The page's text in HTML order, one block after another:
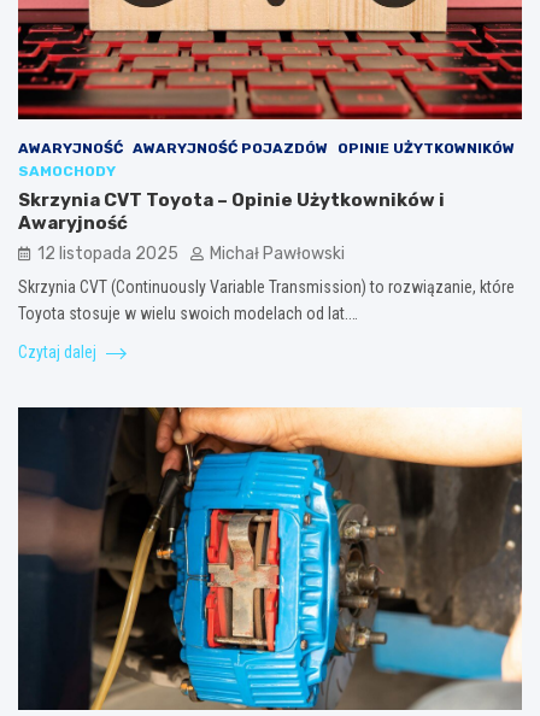
AWARYJNOŚĆ AWARYJNOŚĆ POJAZDÓW
OPINIE UŻYTKOWNIKÓW
SAMOCHODY
Skrzynia CVT Toyota – Opinie Użytkowników i
Awaryjność
12 listopada 2025 Michał Pawłowski
Skrzynia CVT (Continuously Variable Transmission) to rozwiązanie, które
Toyota stosuje w wielu swoich modelach od lat.…
Czytaj dalej